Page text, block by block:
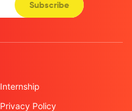
Subscribe
Internship
Privacy Policy